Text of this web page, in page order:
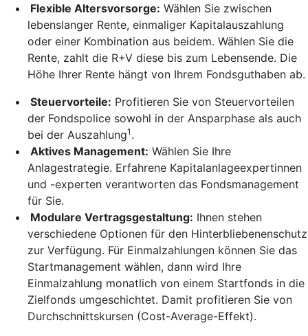
Flexible Altersvorsorge: Wählen Sie zwischen
lebenslanger Rente, einmaliger Kapitalauszahlung
oder einer Kombination aus beidem. Wählen Sie die
Rente, zahlt die R+V diese bis zum Lebensende. Die
Höhe Ihrer Rente hängt von Ihrem Fondsguthaben ab.
Steuervorteile: Profitieren Sie von Steuervorteilen
der Fondspolice sowohl in der Ansparphase als auch
bei der Auszahlung1 .
Aktives Management: Wählen Sie Ihre
Anlagestrategie. Erfahrene Kapitalanlageexpertinnen
und -experten verantworten das Fondsmanagement
für Sie.
Modulare Vertragsgestaltung: Ihnen stehen
verschiedene Optionen für den Hinterbliebenenschutz
zur Verfügung. Für Einmalzahlungen können Sie das
Startmanagement wählen, dann wird Ihre
Einmalzahlung monatlich von einem Startfonds in die
Zielfonds umgeschichtet. Damit profitieren Sie von
Durchschnittskursen (Cost-Average-Effekt).